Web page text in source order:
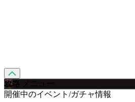
攻略 メニュー
開催中のイベント/ガチャ情報